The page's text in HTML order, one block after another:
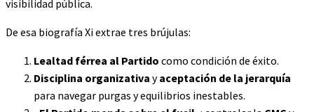
visibilidad pública.
De esa biografía Xi extrae tres brújulas:
Lealtad férrea al Partido como condición de éxito.
Disciplina organizativa yaceptación de la jerarquía
para navegar purgas y equilibrios inestables.